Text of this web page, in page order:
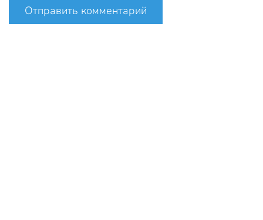
Отправить комментарий